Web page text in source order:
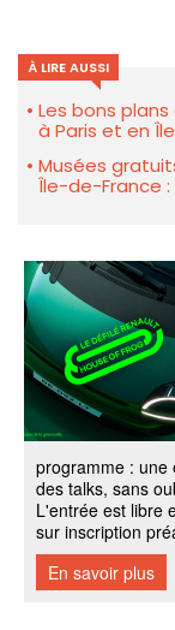
À LIRE AUSSI
Les bons
à Paris et en
Musées
Île-de-France